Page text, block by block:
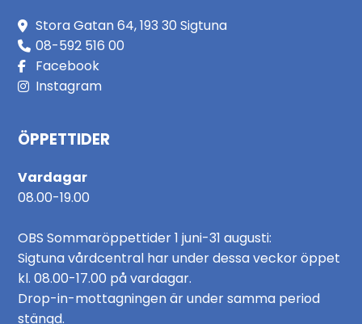
Stora Gatan 64, 193 30 Sigtuna
08-592 516 00
Facebook
Instagram
ÖPPETTIDER
Vardagar
08.00-19.00
OBS Sommaröppettider 1 juni-31 augusti:
Sigtuna vårdcentral har under dessa veckor öppet
kl. 08.00-17.00 på vardagar.
Drop-in-mottagningen är under samma period
stängd.